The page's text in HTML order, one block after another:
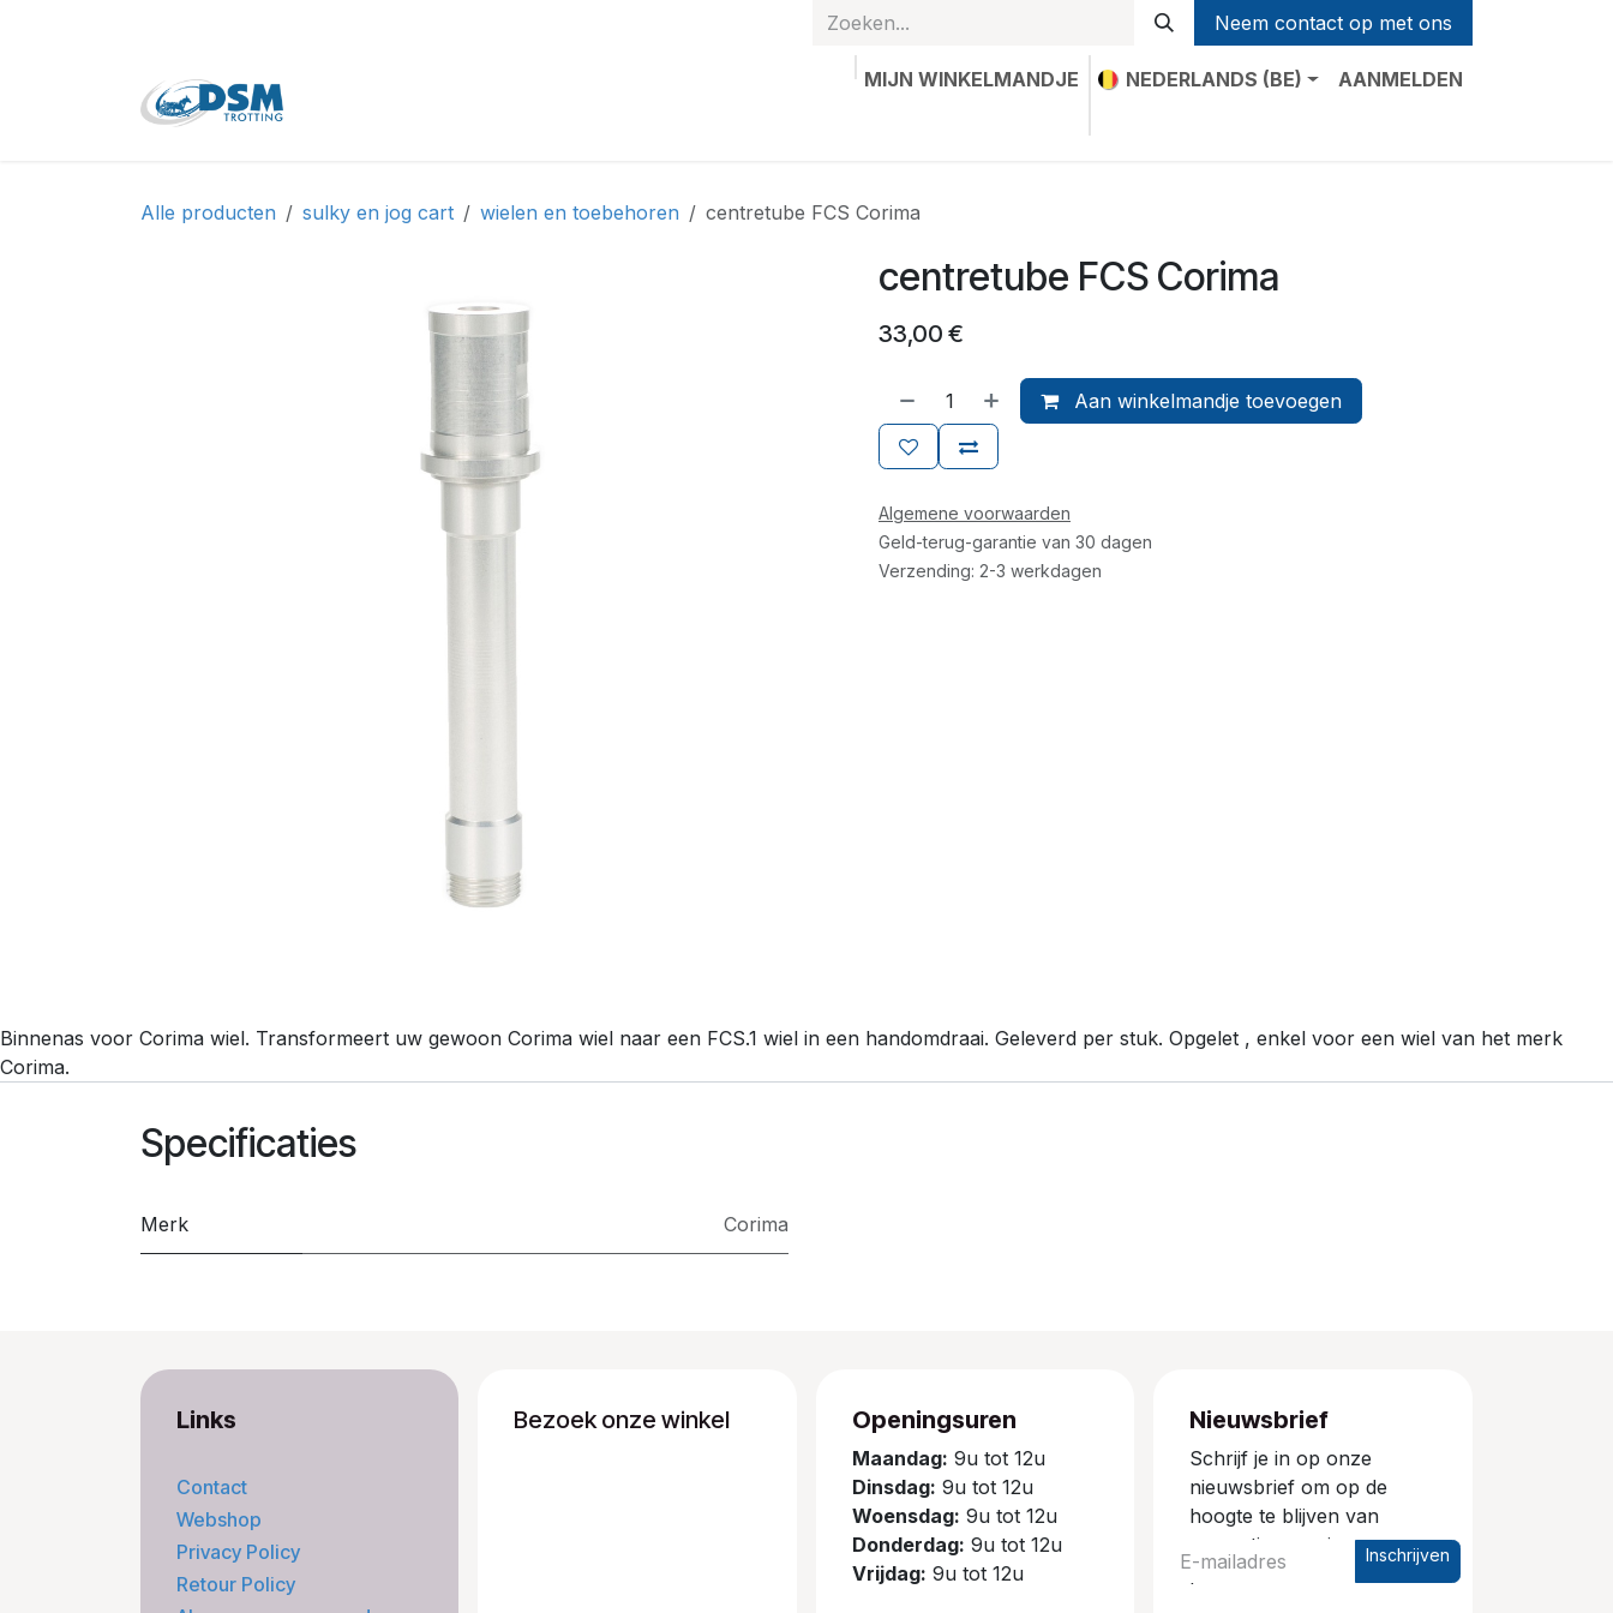
Neem contact op met ons
MIJN WINKELMANDJE NEDERLANDS (BE)
AANMELDEN
Alle producten sulky en jog cart wielen en toebehoren centretube FCS Corima
centretube FCS Corima
33,00 €
Aan winkelmandje toevoegen
Algemene voorwaarden
Geld-terug-garantie van 30 dagen
Verzending: 2-3 werkdagen
Binnenas voor Corima wiel. Transformeert uw gewoon Corima wiel naar een FCS.1 wiel in een handomdraai. Geleverd per stuk. Opgelet , enkel voor een wiel van het merk
Corima.
Specificaties
Merk Corima
Links
Contact
Webshop
Privacy Policy
Retour Policy
Bezoek onze winkel Openingsuren
Maandag: 9u tot 12u
Dinsdag: 9u tot 12u
Woensdag: 9u tot 12u
Donderdag: 9u tot 12u
Vrijdag: 9u tot 12u
Nieuwsbrief
Schrijf je in op onze
nieuwsbrief om op de
hoogte te blijven van
promoties en nieuwe
producten.
Inschrijven